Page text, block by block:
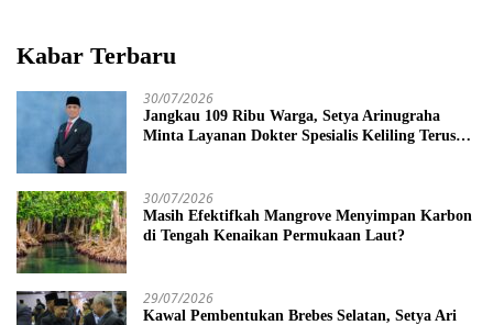
Kabar Terbaru
30/07/2026
Jangkau 109 Ribu Warga, Setya Arinugraha
Minta Layanan Dokter Spesialis Keliling Terus
30/07/2026
Masih Efektifkah Mangrove Menyimpan Karbon
di Tengah Kenaikan Permukaan Laut?
29/07/2026
Kawal Pembentukan Brebes Selatan, Setya Ari